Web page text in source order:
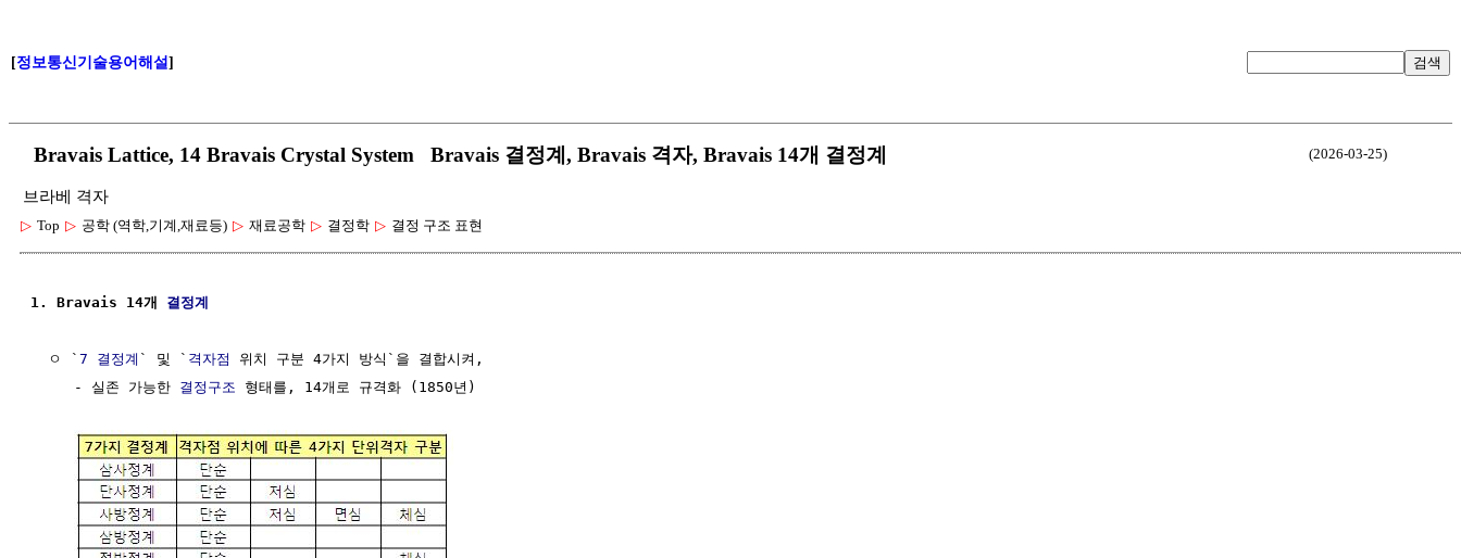
[정보통신기술용어해설] 검색
Bravais Lattice, 14 Bravais Crystal System Bravais 결정계, Bravais 격자, Bravais 14개 결정계 (2026-03-25)
브라베 격자
▷ Top ▷ 공학 (역학,기계,재료등) ▷ 재료공학 ▷ 결정학 ▷ 결정 구조 표현
1. Bravais 14개 결정계
  ㅇ `
7 결정계 ` 및 ` 격자점
위치 구분 4가지 방식`을 결합시켜,
     - 실존 가능한
결정구조 형태를, 14개로 규격화 (1850년)